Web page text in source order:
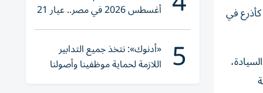
في
أغسطس 2026 في مصر.. عيار 21
يقترب من هذا الرقم
5 «أدنوك»: نتخذ جميع التدابير
اللازمة لحماية موظفينا وأصولنا